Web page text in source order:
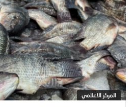
المركز الاعلامي